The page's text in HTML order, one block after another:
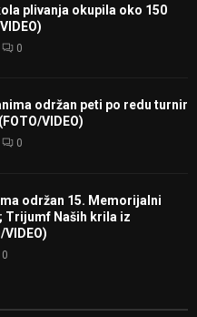
plivanja okupila oko 150
0
održan peti po redu turnir
VIDEO)
0
održan 15. Memorijalni
Trijumf Naših krila iz
0